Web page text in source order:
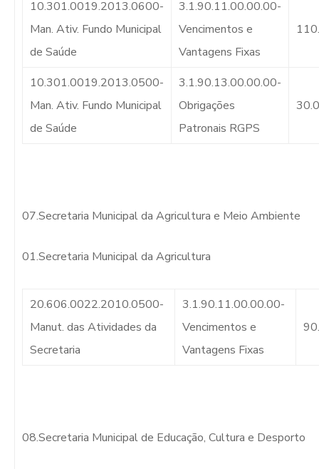
10.301.0019.2013.0600-
Man. Ativ. Fundo Municipal
de Saúde
3.1.90.11.00.00.00-
Vencimentos e
Vantagens Fixas
10.301.0019.2013.0500-
Man. Ativ. Fundo Municipal
de Saúde
3.1.90.13.00.00.00-
Obrigações
Patronais RGPS
07.Secretaria Municipal da Agricultura e Meio Ambiente
01.Secretaria Municipal da Agricultura
20.606.0022.2010.0500-
Manut. das Atividades da
Secretaria
3.1.90.11.00.00.00-
Vencimentos e
Vantagens Fixas
08.Secretaria Municipal de Educação, Cultura e Desporto